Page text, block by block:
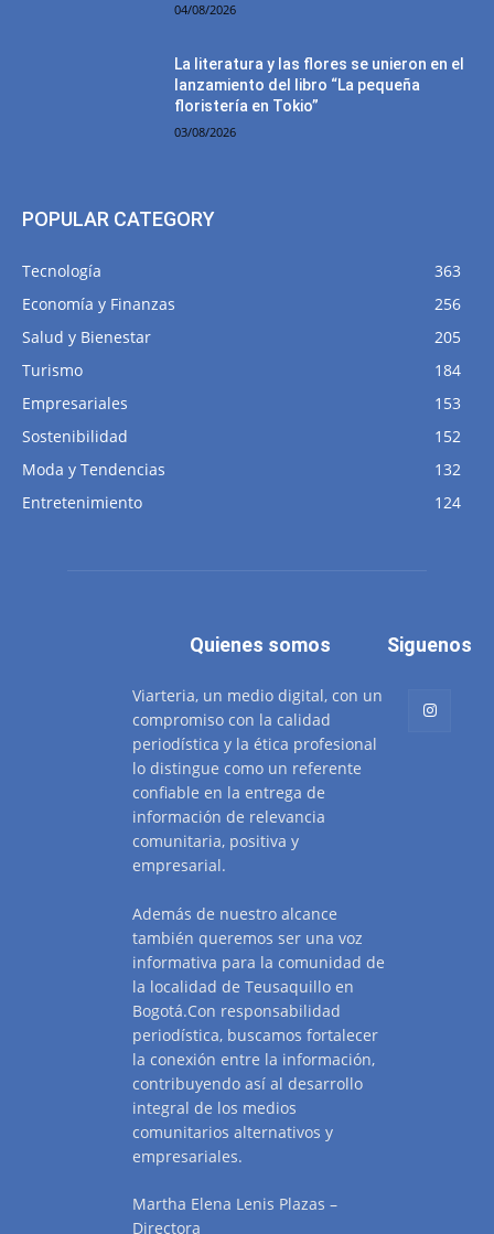
04/08/2026
La literatura y las flores se unieron en el
lanzamiento del libro “La pequeña
floristería en Tokio”
03/08/2026
POPULAR CATEGORY
Tecnología
363
Economía y Finanzas
256
Salud y Bienestar
205
Turismo
184
Empresariales
153
Sostenibilidad
152
Moda y Tendencias
132
Entretenimiento
124
Quienes somos
Viarteria, un medio digital, con un
compromiso con la calidad
periodística y la ética profesional
lo distingue como un referente
confiable en la entrega de
información de relevancia
comunitaria, positiva y
empresarial.
Además de nuestro alcance
también queremos ser una voz
informativa para la comunidad de
la localidad de Teusaquillo en
Bogotá.Con responsabilidad
periodística, buscamos fortalecer
la conexión entre la información,
contribuyendo así al desarrollo
integral de los medios
comunitarios alternativos y
empresariales.
Martha Elena Lenis Plazas –
Directora
Siguenos